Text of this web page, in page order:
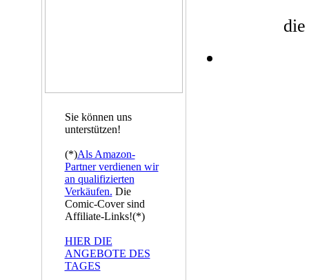
Sie können uns
unterstützen!
(*)Als Amazon-
Partner verdienen wir
an qualifizierten
Verkäufen. Die
Comic-Cover sind
Affiliate-Links!(*)
HIER DIE
ANGEBOTE DES
TAGES